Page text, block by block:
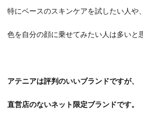
特にベースのスキンケアを試したい人や、
色を自分の顔に乗せてみたい人は多いと
アテニアは評判のいいブランドですが、
直営店のないネット限定ブランドです。